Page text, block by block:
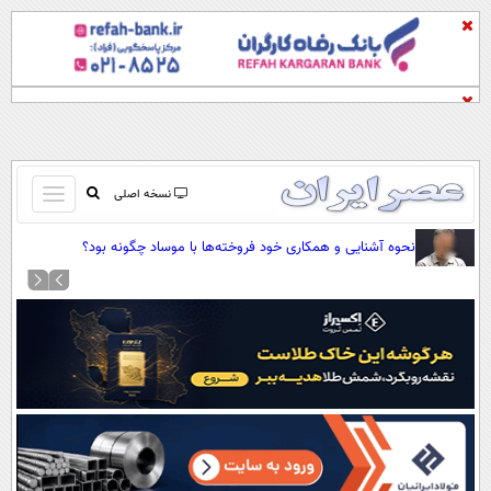
نسخه اصلی
باز
و
کردن
صفحه اول
آرشیو
نظرسنجی
آب و هوا
اوقات شرعی
سواد زندگی
نحوه آشنایی و همکاری خود فروخته‌ها با موساد چگونه بود؟